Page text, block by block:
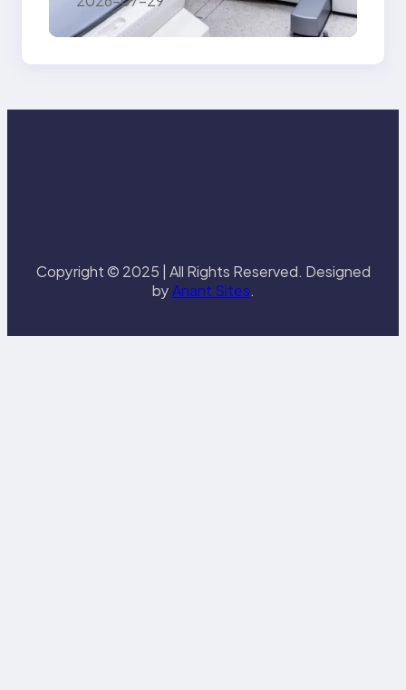
Górze — kolano i
klatka piersiowa
Copyright © 2025 | All Rights Reserved. Designed
byAnant Sites.